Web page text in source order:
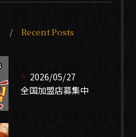
Recent Posts
2026/05/27
全国加盟店募集中